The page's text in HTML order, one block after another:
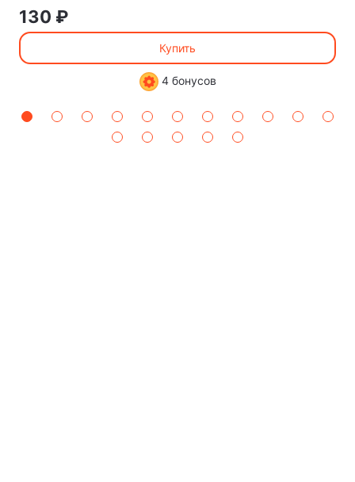
130 ₽
Купить
4 бонусов